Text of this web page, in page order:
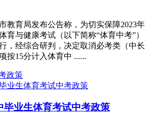
教育局发布公告称，为切实保障2023年
育与健康考试（以下简称“体育中考”）
，经综合研判，决定取消必考类（中长
按15分计入体育中 ......
政策
毕业生体育考试中考政策